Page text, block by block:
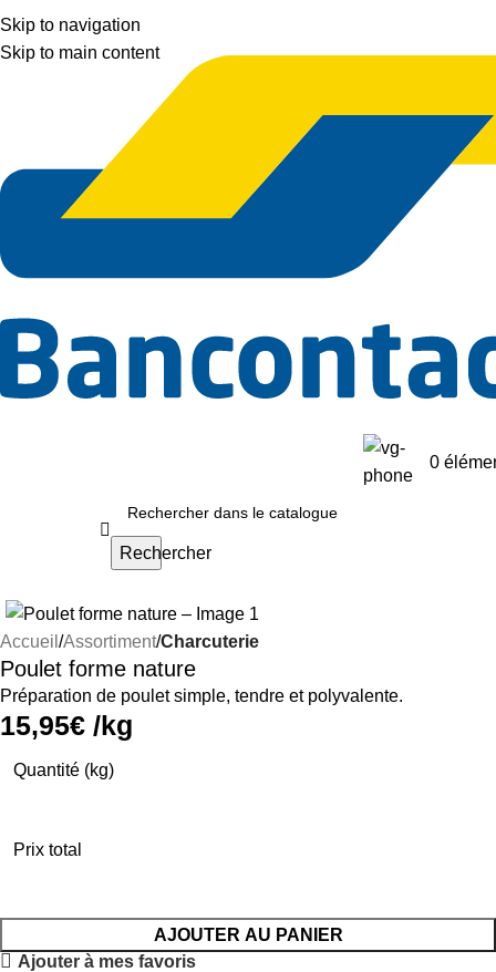
Skip to navigation
Skip to main content
0
Rechercher
Accueil Assortiment Charcuterie
Poulet forme nature
Préparation de poulet simple, tendre et polyvalente.
15,95€ /kg
Quantité (kg)
Prix total
AJOUTER AU PANIER
Ajouter à mes favoris